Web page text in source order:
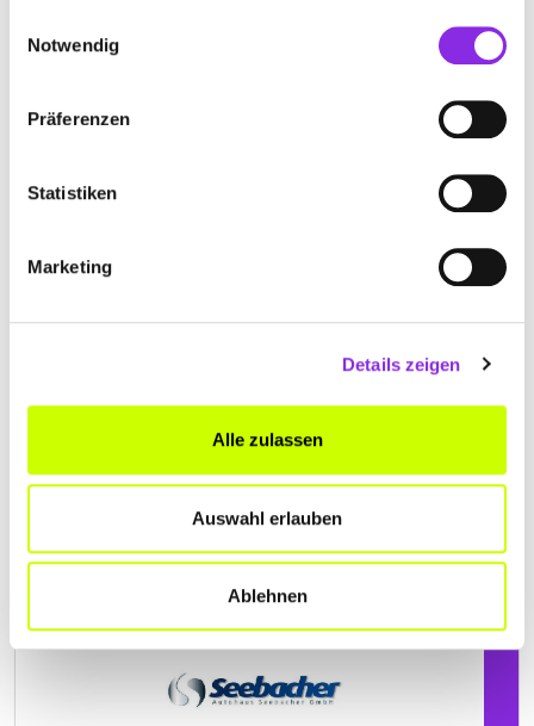
Notwendig
Präferenzen
Statistiken
Marketing
Details zeigen
Alle zulassen
Auswahl erlauben
Ablehnen
SCHOPFLOCH
VILLINGENDORF
AUTOHAUS SEEBACHER GMBH
Vorder-Winterbach 2 | 77794 Lautenbach DE
+4978022208
www.autosee.de